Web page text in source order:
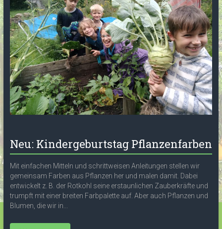
Neu: Kindergeburtstag Pflanzenfarben
Mit einfachen Mitteln und schrittweisen Anleitungen stellen wir
gemeinsam Farben aus Pflanzen her und malen damit. Dabei
entwickelt z. B. der Rotkohl seine erstaunlichen Zauberkräfte und
trumpft mit einer breiten Farbpalette auf. Aber auch Pflanzen und
Blumen, die wir in...